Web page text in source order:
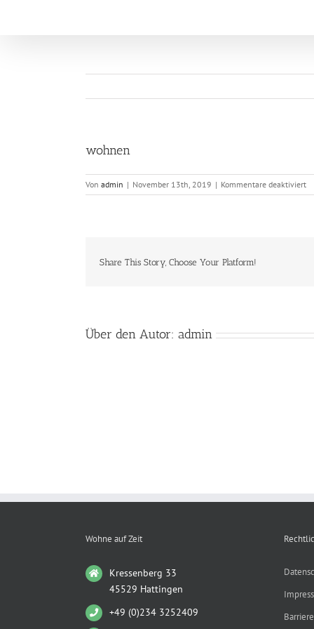
wohnen
Von admin | November 13th, 2019 | Kommentare deaktiviertfür
Share This Story, Choose Your Platform!
Über den Autor: admin
Wohne auf Zeit
Kressenberg 33
45529 Hattingen
+49 (0)234 3252409